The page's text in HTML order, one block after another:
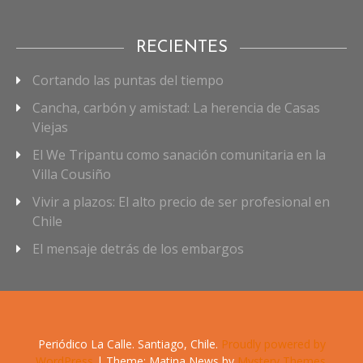
RECIENTES
Cortando las puntas del tiempo
Cancha, carbón y amistad: La herencia de Casas
Viejas
El We Tripantu como sanación comunitaria en la
Villa Cousiño
Vivir a plazos: El alto precio de ser profesional en
Chile
El mensaje detrás de los embargos
Periódico La Calle. Santiago, Chile. Proudly powered by